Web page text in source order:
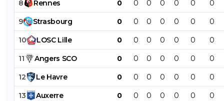
8 Rennes 0 0 0 0 0 0 0
9 Strasbourg 0 0 0 0 0 0 0
10 LOSC Lille 0 0 0 0 0 0 0
11 Angers SCO 0 0 0 0 0 0 0
12 Le Havre 0 0 0 0 0 0 0
13 Auxerre 0 0 0 0 0 0 0